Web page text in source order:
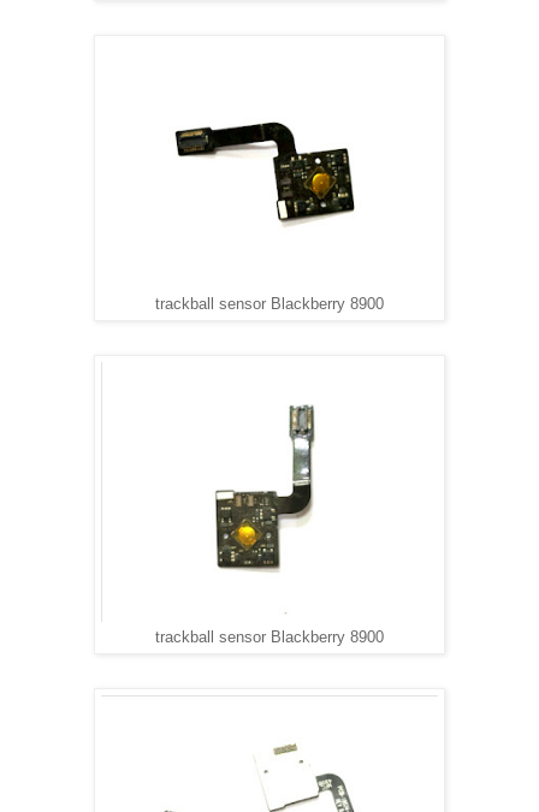
trackball sensor Blackberry 8900
trackball sensor Blackberry 8900